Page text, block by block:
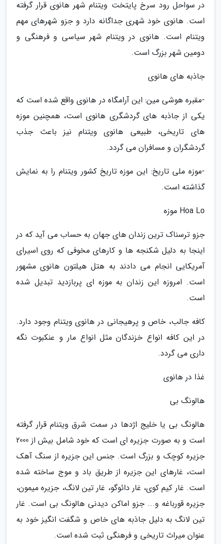
در سواحل رود سرخ پایتخت ویتنام شهر هانوی قرار گرفته
است. هانوی خود شهری جداگانه دارد و جزو شهرهای مهم
ویتنام است. هانوی در ویتنام شهر سیاسی و فرهنگی و
دومین شهر بزرگ است.
جاذبه های هانوی
-مقبره هوشی مین: این آرامگاه در هانوی واقع شده است که
یکی از جاذبه های گردشگری هانوی است، همچنین موزه
های تاریخی، طبیعی هانوی ویتنام نیز باعث جذب
گردشگران و مسافران می گردد.
-موزه ملی تاریخ: این موزه تاریخ کشور ویتنام را به نمایش
گذاشته است.
Hoa Lo موزه
جزو ترسناک ترین زندان های جهان به حساب می آید که در
اینجا به دلیل شکنجه ها و کارهای مخوفی که روی اسیرای
آمریکایی انجام می دادند به هتل هیلتون هانوی مشهور
است. امروزه این زندان به موزه ای پربازدید تبدیل شده
است.
کافه جالب، خاص و پرهیجانی در هانوی ویتنام وجود دارد.
در این کافه انواع خزندگان مثل انواع مار و عنکبوت نگه
داری می گردد.
غذا در هانوی
هالونگ بی
هالونگ بی یا خلیج اژدها در سمت شرق ویتنام قرار گرفته
است و به صورت جزیره ای است که خود شامل بیش از 2000
جزیره کوچک و بزرگ است. جنس این جزیره از سنگ آهک
است، غارهای این جزیره از طریق باد و موج ساخته شده
است. غار کیم کوی، غار دائوگو، غار تین لانگ، جزیره میمون،
جزیره قورباغه و... جزو اماکن دیدنی هالونگ بی است. غار
تین لانگ به دلیل جاذبه های خاص و شگفت انگیز خود به
عنوان میراث تاریخی و فرهنگی ثبت شده است.